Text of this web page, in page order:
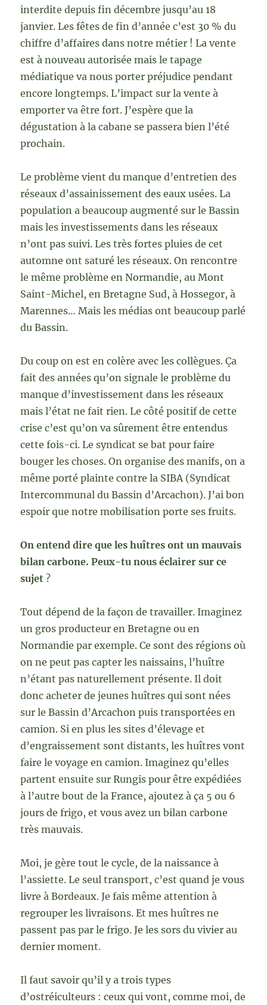
interdite depuis fin décembre jusqu’au 18
janvier.Les fêtes de fin d’année c’est 30 % du
chiffre d’affaires dans notre métier ! La vente
est à nouveau autorisée mais le tapage
médiatique va nous porter préjudice pendant
encore longtemps. L’impact sur la vente à
emporter va être fort. J’espère que la
dégustation à la cabane se passera bien l’été
prochain.
Le problème vient du manque d’entretien des
réseaux d’assainissement des eaux usées. La
population a beaucoup augmenté sur le Bassin
mais les investissements dans les réseaux
n’ont pas suivi. Les très fortes pluies de cet
automne ont saturé les réseaux. On rencontre
le même problème en Normandie, au Mont
Saint-Michel, en Bretagne Sud, à Hossegor, à
Marennes… Mais les médias ont beaucoup parlé
du Bassin.
Du coup on est en colère avec les collègues. Ça
fait des années qu’on signale le problème du
manque d’investissement dans les réseaux
mais l’état ne fait rien. Le côté positif de cette
crise c’est qu’on va sûrement être entendus
cette fois-ci. Le syndicat se bat pour faire
bouger les choses. On organise des manifs, on a
même porté plainte contre la SIBA (Syndicat
Intercommunal du Bassin d’Arcachon). J’ai bon
espoir que notre mobilisation porte ses fruits.
On entend dire que les huîtres ont un mauvais
bilan carbone. Peux-tu nous éclairer sur ce
sujet ?
Tout dépend de la façon de travailler. Imaginez
un gros producteur en Bretagne ou en
Normandie par exemple. Ce sont des régions où
on ne peut pas capter les naissains, l’huître
n’étant pas naturellement présente. Il doit
donc acheter de jeunes huîtres qui sont nées
sur le Bassin d’Arcachon puis transportées en
camion. Si en plus les sites d’élevage et
d’engraissement sont distants, les huîtres vont
faire le voyage en camion. Imaginez qu’elles
partent ensuite sur Rungis pour être expédiées
à l’autre bout de la France, ajoutez à ça 5 ou 6
jours de frigo, et vous avez un bilan carbone
très mauvais.
Moi, je gère tout le cycle, de la naissance à
l’assiette. Le seul transport, c’est quand je vous
livre à Bordeaux. Je fais même attention à
regrouper les livraisons. Et mes huîtres ne
passent pas par le frigo. Je les sors du vivier au
dernier moment.
Il faut savoir qu’il y a trois types
d’ostréiculteurs : ceux qui vont, comme moi, de